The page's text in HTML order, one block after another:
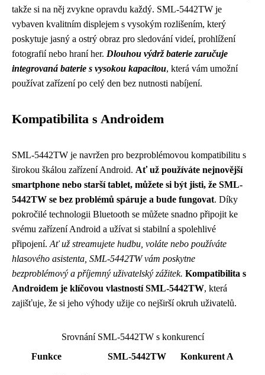
takže si na něj zvykne opravdu každý. SML-5442TW je
vybaven kvalitním displejem s vysokým rozlišením, který
poskytuje jasný a ostrý obraz pro sledování videí, prohlížení
fotografií nebo hraní her. Dlouhou výdrž baterie zaručuje
integrovaná baterie s vysokou kapacitou, která vám umožní
používat zařízení po celý den bez nutnosti nabíjení.
Kompatibilita s Androidem
SML-5442TW je navržen pro bezproblémovou kompatibilitu s
širokou škálou zařízení Android. Ať už používáte nejnovější
smartphone nebo starší tablet, můžete si být jisti, že SML-
5442TW se bez problémů spáruje a bude fungovat. Díky
pokročilé technologii Bluetooth se můžete snadno připojit ke
svému zařízení Android a užívat si stabilní a spolehlivé
připojení. Ať už streamujete hudbu, voláte nebo používáte
hlasového asistenta, SML-5442TW vám poskytne
bezproblémový a příjemný uživatelský zážitek. Kompatibilita s
Androidem je klíčovou vlastností SML-5442TW, která
zajišťuje, že si jeho výhody užije co nejširší okruh uživatelů.
Srovnání SML-5442TW s konkurencí
Funkce
SML-5442TW Konkurent A